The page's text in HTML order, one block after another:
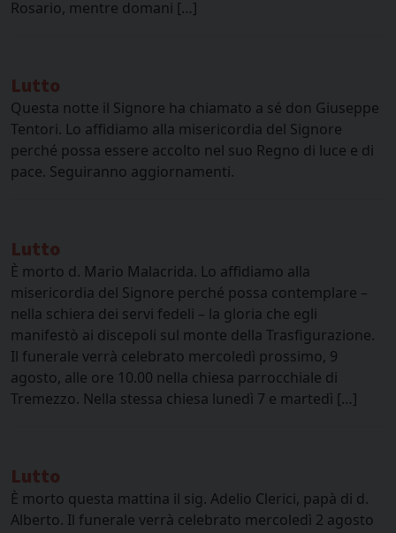
Rosario, mentre domani […]
Lutto
Questa notte il Signore ha chiamato a sé don Giuseppe
Tentori. Lo affidiamo alla misericordia del Signore
perché possa essere accolto nel suo Regno di luce e di
pace. Seguiranno aggiornamenti.
Lutto
È morto d. Mario Malacrida. Lo affidiamo alla
misericordia del Signore perché possa contemplare –
nella schiera dei servi fedeli – la gloria che egli
manifestò ai discepoli sul monte della Trasfigurazione.
Il funerale verrà celebrato mercoledì prossimo, 9
agosto, alle ore 10.00 nella chiesa parrocchiale di
Tremezzo. Nella stessa chiesa lunedì 7 e martedì […]
Lutto
È morto questa mattina il sig. Adelio Clerici, papà di d.
Alberto. Il funerale verrà celebrato mercoledì 2 agosto